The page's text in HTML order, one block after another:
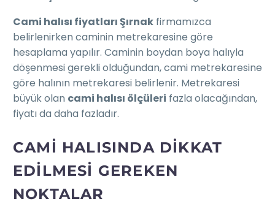
Cami halısı fiyatları Şırnak firmamızca
belirlenirken caminin metrekaresine göre
hesaplama yapılır. Caminin boydan boya halıyla
döşenmesi gerekli olduğundan, cami metrekaresine
göre halının metrekaresi belirlenir. Metrekaresi
büyük olan cami halısı ölçüleri fazla olacağından,
fiyatı da daha fazladır.
CAMI HALISINDA DIKKAT
EDILMESI GEREKEN
NOKTALAR